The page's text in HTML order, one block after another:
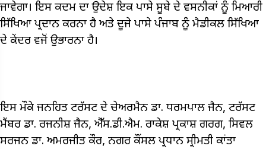
ਜਾਵੇਗਾ। ਇਸ ਕਦਮ ਦਾ ਉਦੇਸ਼ ਇਕ ਪਾਸੇ ਸੂਬੇ ਦੇ ਵਸਨੀਕਾਂ ਨੂੰ ਮਿਆਰੀ
ਸਿੱਖਿਆ ਪ੍ਰਦਾਨ ਕਰਨਾ ਹੈ ਅਤੇ ਦੂਜੇ ਪਾਸੇ ਪੰਜਾਬ ਨੂੰ ਮੈਡੀਕਲ ਸਿੱਖਿਆ
ਦੇ ਕੇਂਦਰ ਵਜੋਂ ਉਭਾਰਨਾ ਹੈ।
ਇਸ ਮੌਕੇ ਜਨਹਿਤ ਟਰੱਸਟ ਦੇ ਚੇਅਰਮੈਨ ਡਾ. ਧਰਮਪਾਲ ਜੈਨ, ਟਰੱਸਟ
ਮੈਂਬਰ ਡਾ. ਰਜਨੀਸ਼ ਜੈਨ, ਐੱਸ.ਡੀ.ਐਮ. ਰਾਕੇਸ਼ ਪ੍ਰਕਾਸ਼ ਗਰਗ, ਸਿਵਲ
ਸਰਜਨ ਡਾ. ਅਮਰਜੀਤ ਕੌਰ, ਨਗਰ ਕੌਂਸਲ ਪ੍ਰਧਾਨ ਸ੍ਰੀਮਤੀ ਕਾਂਤਾ